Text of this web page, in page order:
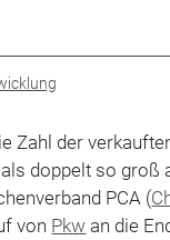
Zahl der
doppelt so
PCA (
von Pkw an die